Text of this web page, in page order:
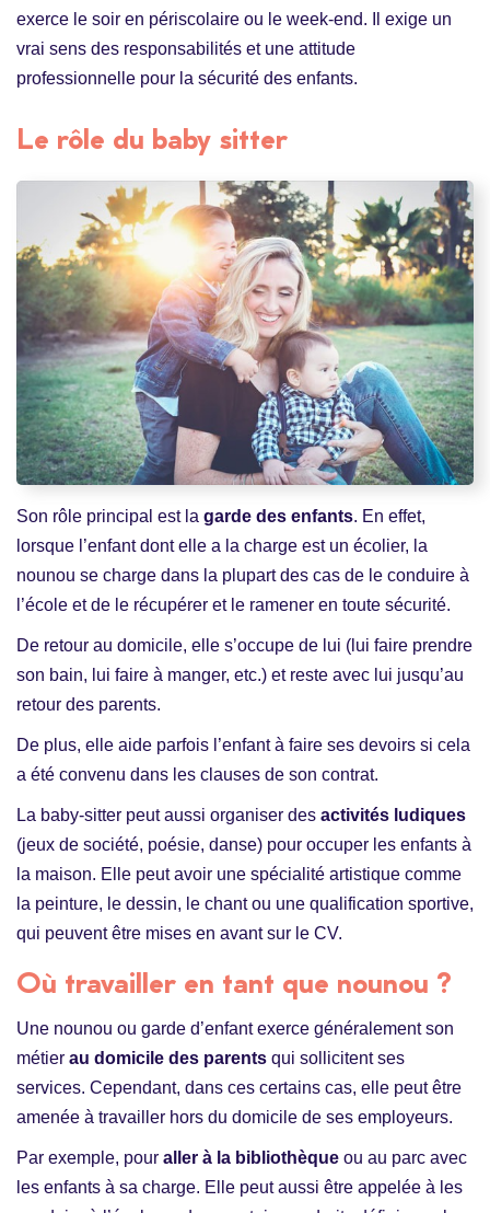
exerce le soir en périscolaire ou le week-end. Il exige un
vrai sens des responsabilités et une attitude
professionnelle pour la sécurité des enfants.
Le rôle du baby sitter
Son rôle principal est la garde des enfants. En effet,
lorsque l’enfant dont elle a la charge est un écolier, la
nounou se charge dans la plupart des cas de le conduire à
l’école et de le récupérer et le ramener en toute sécurité.
De retour au domicile, elle s’occupe de lui (lui faire prendre
son bain, lui faire à manger, etc.) et reste avec lui jusqu’au
retour des parents.
De plus, elle aide parfois l’enfant à faire ses devoirs si cela
a été convenu dans les clauses de son contrat.
La baby-sitter peut aussi organiser des activités ludiques
(jeux de société, poésie, danse) pour occuper les enfants à
la maison. Elle peut avoir une spécialité artistique comme
la peinture, le dessin, le chant ou une qualification sportive,
qui peuvent être mises en avant sur le CV.
Où travailler en tant que nounou ?
Une nounou ou garde d’enfant exerce généralement son
métier au domicile des parents qui sollicitent ses
services. Cependant, dans ces certains cas, elle peut être
amenée à travailler hors du domicile de ses employeurs.
Par exemple, pour aller à la bibliothèque ou au parc avec
les enfants à sa charge. Elle peut aussi être appelée à les